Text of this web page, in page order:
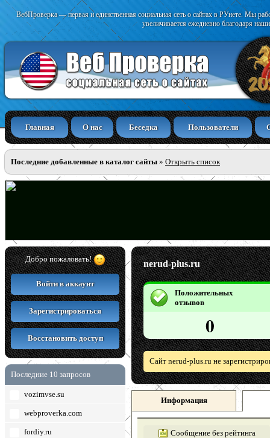
ВебПроверка — первая и единственная социальная сеть о сайтах в РУнете. Мы
увеличивается ежедневно благодаря
Главная О нас Беседка Пользователи
Последние добавленные в каталог сайты » Открыть список
Добро пожаловать!
Войти в аккаунт
Зарегистрироваться
Восстановить доступ
Последние 10 запросов
vozimvse.su
webproverka.com
fordiy.ru
nerud-plus.ru
Положительных
отзывов
0
Сайт nerud-plus.ru не
Информация
Сообщение без рейтинга